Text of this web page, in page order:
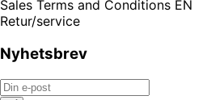
Sales Terms and Conditions EN
Retur/service
Nyhetsbrev